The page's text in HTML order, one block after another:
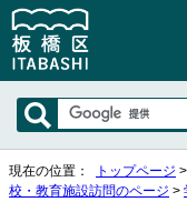
現在の位置： トップページ >
校・教育施設訪問のページ >